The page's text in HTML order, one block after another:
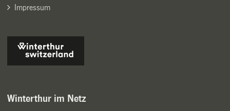
Impressum
Winterthur im Netz